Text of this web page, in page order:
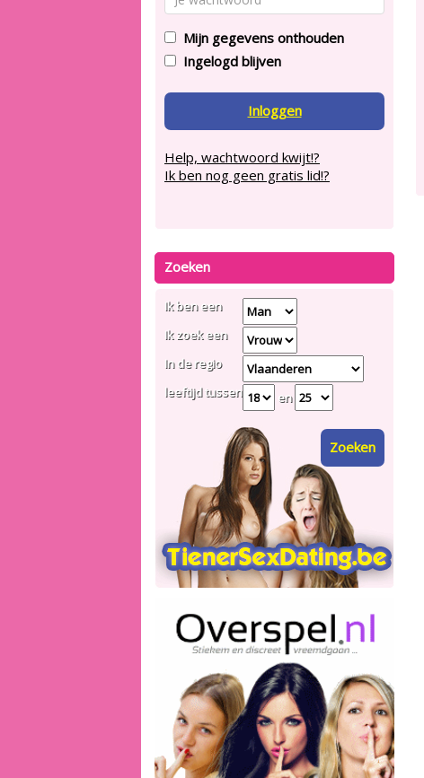
Mijn gegevens onthouden
Ingelogd blijven
Inloggen
Help, wachtwoord kwijt!?
Ik ben nog geen gratis lid!?
Zoeken
Ik ben een
Ik zoek een
In de regio
leeftijd tussen
en
Zoeken